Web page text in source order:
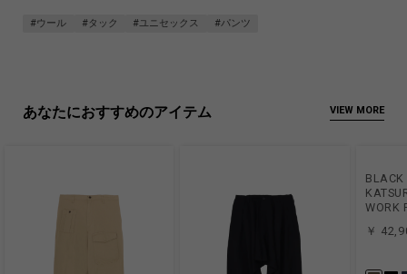
#ウール #タック #ユニセックス #パンツ
あなたにおすすめのアイテム VIEW MORE
WORK
￥